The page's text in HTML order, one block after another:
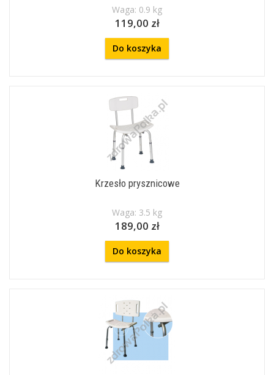
Waga: 0.9 kg
119,00 zł
Do koszyka
Krzesło prysznicowe
Waga: 3.5 kg
189,00 zł
Do koszyka